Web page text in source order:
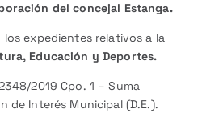
del concejal Estanga.
expedientes relativos a la
Educación y Deportes.
2019 Cpo. 1 – Suma
de Interés Municipal (D.E.).